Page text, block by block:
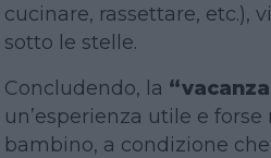
cucinare, rassettare, etc.),
sotto le stelle.
Concludendo, la
un’esperienza utile e
bambino, a condizione